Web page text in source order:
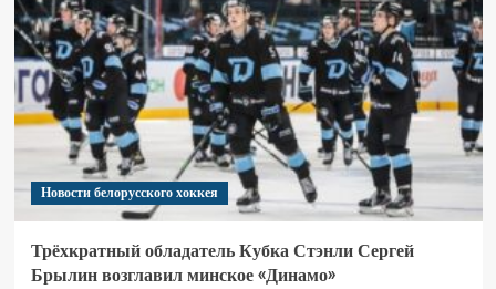
Новости белорусского хоккея
Трёхкратный обладатель Кубка Стэнли Сергей
Брылин возглавил минское «Динамо»